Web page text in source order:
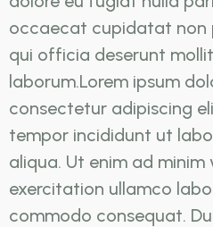
occaecat cupidatat non
qui officia deserunt
laborum.Lorem ipsum
consectetur adipiscing
tempor incididunt ut
aliqua. Ut enim ad minim
exercitation ullamco
commodo consequat.